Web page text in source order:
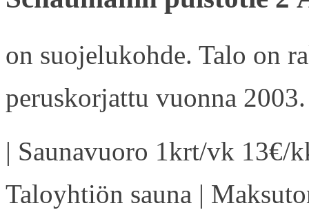
on suojelukohde. Talo on
peruskorjattu vuonna 2003.
| Saunavuoro 1krt/vk 13€/
Taloyhtiön sauna |